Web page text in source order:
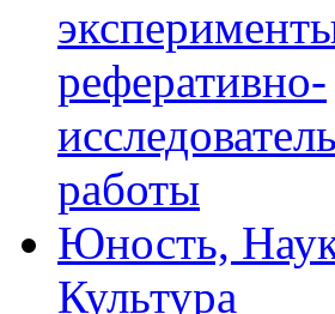
реферативно-
работы
Юность,
Культура